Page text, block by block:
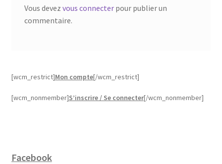
Vous devez vous connecterpour publier un
commentaire.
[wcm_restrict]Mon compte[/wcm_restrict]
[wcm_nonmember]S’inscrire / Se connecter[/wcm_nonmember]
Facebook